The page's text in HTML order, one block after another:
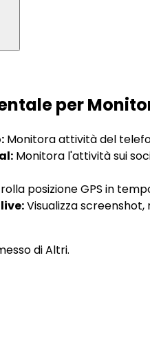
per
Monitora attività del
Monitora l'attività sui
posizione GPS in
Visualizza
di Altri.